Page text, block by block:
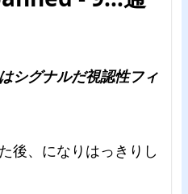
シグナルだ視認性フィ
後、になりはっきりし